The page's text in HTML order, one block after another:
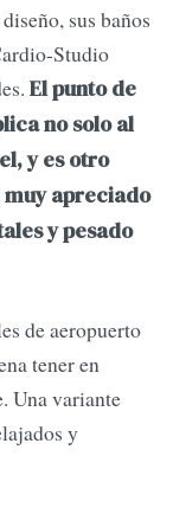
sus baños
Studio
El punto de
no solo al
y es otro
apreciado
y pesado
de aeropuerto
tener en
Una variante
y